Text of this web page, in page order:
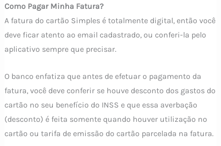
Como Pagar Minha Fatura?
A fatura do cartão Simples é totalmente digital, então você
deve ficar atento ao email cadastrado, ou conferi-la pelo
aplicativo sempre que precisar.
O banco enfatiza que antes de efetuar o pagamento da
fatura, você deve conferir se houve desconto dos gastos do
cartão no seu benefício do INSS e que essa averbação
(desconto) é feita somente quando houver utilização no
cartão ou tarifa de emissão do cartão parcelada na fatura.